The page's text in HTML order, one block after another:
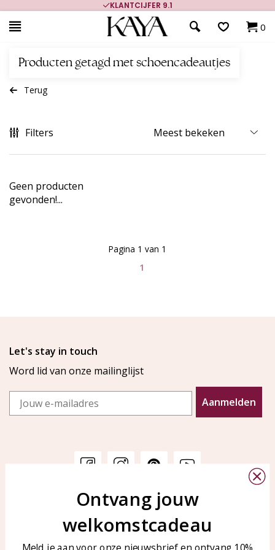
KLANTCIJFER 9.1
0
Producten getagd met schoencadeautjes
Terug
Filters
Geen producten
gevonden!...
1
Pagina 1 van 1
Let's stay in touch
Word lid van onze mailinglijst
Email
Aanmelden
Veelgestelde vragen
Sieraden onderhouden
KAYA Sieraden
Bellen of WhatsApp Ma-Vr
tussen 09:00-17:00
Ontvang jouw
welkomstcadeau
Meld je aan voor onze nieuwsbrief en ontvang 10%